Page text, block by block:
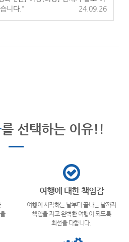
니다."
24.09.26
를 선택하는 이유!!
여행에 대한 책임감
여행이 시작하는 날부터 끝나는 날까지
책임을 지고 완벽한 여행이 되도록
최선을 다합니다.